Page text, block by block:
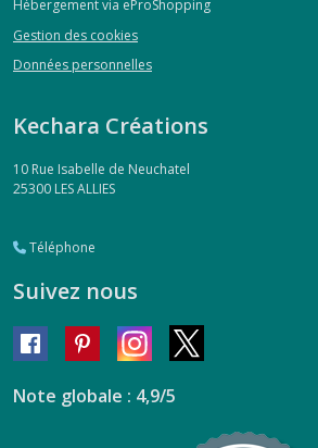
Hébergement via eProShopping
Gestion des cookies
Données personnelles
Kechara Créations
10 Rue Isabelle de Neuchatel
25300 LES ALLIES
Téléphone
Suivez nous
Note globale : 4,9/5